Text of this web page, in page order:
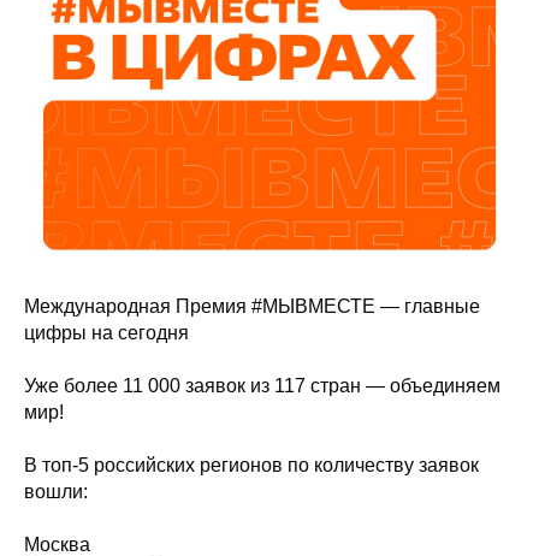
Международная Премия #МЫВМЕСТЕ — главные
цифры на сегодня
Уже более 11 000 заявок из 117 стран — объединяем
мир!
В топ-5 российских регионов по количеству заявок
вошли:
Москва